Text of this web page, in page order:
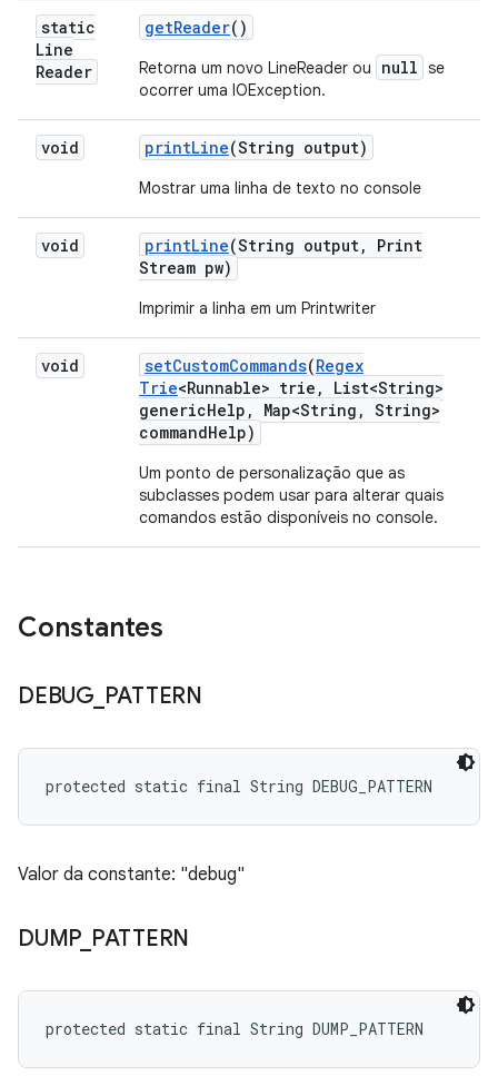
static
Line
Reader
getReader()
Retorna um novo LineReader ou null se
ocorrer uma IOException.
void printLine(String output)
Mostrar uma linha de texto no console
void printLine(String output,
Print
Stream pw)
Imprimir a linha em um Printwriter
void setCustomCommands(Regex
Trie<Runnable> trie ,
List<String>
genericHelp , Map<String , String>
commandHelp)
Um ponto de personalização que as
subclasses podem usar para alterar quais
comandos estão disponíveis no console.
Constantes
DEBUG_ PATTERN
protected static final String DEBUG_PATTERN
Valor da constante: "debug"
DUMP_ PATTERN
protected static final String DUMP_PATTERN